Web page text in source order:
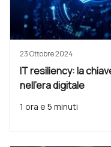
23 Ottobre 2024
IT resiliency: la
nell'era digitale
1 ora e 5 minuti